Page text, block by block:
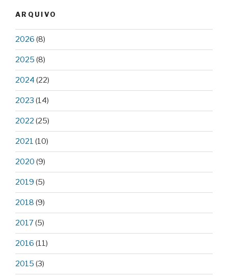
ARQUIVO
2026 (8)
2025 (8)
2024 (22)
2023 (14)
2022 (25)
2021 (10)
2020 (9)
2019 (5)
2018 (9)
2017(5)
2016 (11)
2015 (3)